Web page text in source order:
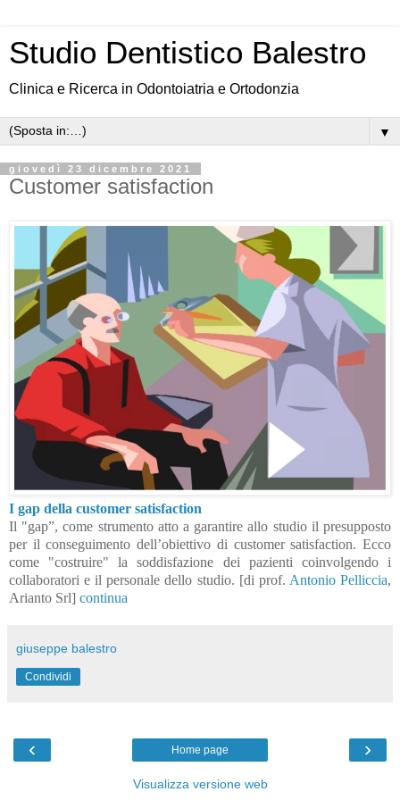
Studio Dentistico Balestro
Clinica e Ricerca in Odontoiatria e Ortodonzia
▼
giovedì 23 dicembre 2021
Customer satisfaction
I gap della customer satisfaction
Il "gap”, come strumento atto a garantire allo studio il presupposto
per il conseguimento dell’obiettivo di customer satisfaction. Ecco
come "costruire" la soddisfazione dei pazienti coinvolgendo i
collaboratori e il personale dello studio. [di prof. Antonio Pelliccia,
Arianto Srl] continua
giuseppe balestro
Condividi
‹ ›
Home page
Visualizza versione web